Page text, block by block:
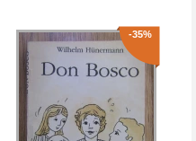
Thomas Mann - Casa Buddenbrook
-35%